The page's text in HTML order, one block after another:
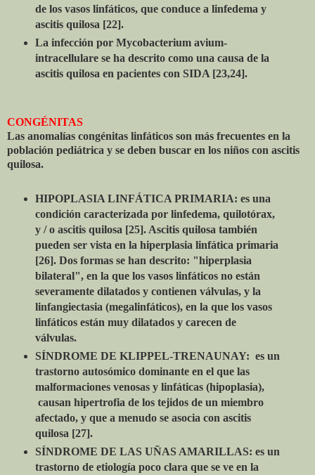
de los vasos linfáticos, que conduce a linfedema y
ascitis quilosa [22].
La infección por Mycobacterium avium-
intracellulare se ha descrito como una causa de la
ascitis quilosa en pacientes con SIDA [23,24].
CONGÉNITAS
Las anomalías congénitas linfáticos son más frecuentes en la
población pediátrica y se deben buscar en los niños con ascitis
quilosa.
HIPOPLASIA LINFÁTICA PRIMARIA: es una
condición caracterizada por linfedema, quilotórax,
y / o ascitis quilosa [25]. Ascitis quilosa también
pueden ser vista en la hiperplasia linfática primaria
[26]. Dos formas se han descrito: "hiperplasia
bilateral", en la que los vasos linfáticos no están
severamente dilatados y contienen válvulas, y la
linfangiectasia (megalinfáticos), en la que los vasos
linfáticos están muy dilatados y carecen de
válvulas.
SÍNDROME DE KLIPPEL-TRENAUNAY: es un
trastorno autosómico dominante en el que las
malformaciones venosas y linfáticas (hipoplasia),
causan hipertrofia de los tejidos de un miembro
afectado, y que a menudo se asocia con ascitis
quilosa [27].
SÍNDROME DE LAS UÑAS AMARILLAS: es un
trastorno de etiología poco clara que se ve en la